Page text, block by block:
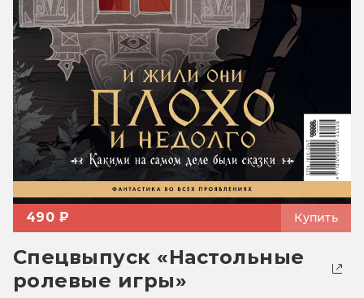
490 ₽ Купить
Спецвыпуск «Настольные
ролевые игры»